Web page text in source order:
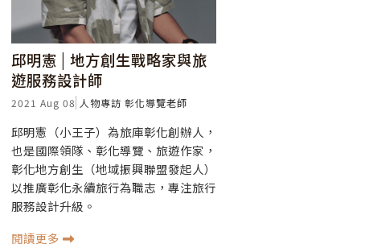
邱明憲 | 地方創生戰略家與旅
遊服務設計師
2021 Aug 08 人物專訪 彰化導覽老師
邱明憲（小王子）為旅庫彰化創辦人，
也是國際領隊、彰化導覽、旅遊作家，
彰化地方創生（地域振興聯盟發起人）
以推廣彰化永續旅行為職志，專注旅行
服務設計升級。
閱讀更多